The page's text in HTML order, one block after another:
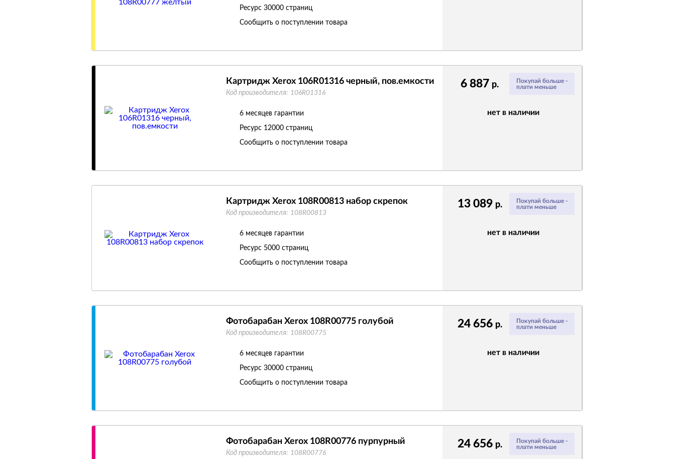
Ресурс 30000 страниц
Сообщить о поступлении товара
Покупай больше -
плати меньше
6 887 р.
нет в наличии
Картридж Xerox 106R01316 черный, пов.емкости
Код производителя: 106R01316
6 месяцев гарантии
Ресурс 12000 страниц
Сообщить о поступлении товара
Покупай больше -
плати меньше
13 089 р.
нет в наличии
Картридж Xerox 108R00813 набор скрепок
Код производителя: 108R00813
6 месяцев гарантии
Ресурс 5000 страниц
Сообщить о поступлении товара
Покупай больше -
плати меньше
24 656 р.
нет в наличии
Фотобарабан Xerox 108R00775 голубой
Код производителя: 108R00775
6 месяцев гарантии
Ресурс 30000 страниц
Сообщить о поступлении товара
Покупай больше -
плати меньше
24 656 р.
Фотобарабан Xerox 108R00776 пурпурный
Код производителя: 108R00776